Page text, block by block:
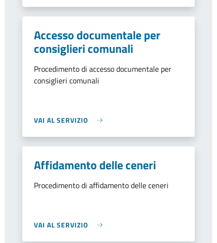
Accesso documentale per
consiglieri comunali
Procedimento di accesso documentale per
consiglieri comunali
VAI AL SERVIZIO
Affidamento delle ceneri
Procedimento di affidamento delle ceneri
VAI AL SERVIZIO